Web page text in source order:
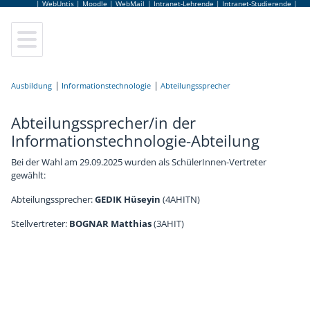
| WebUntis | Moodle | WebMail | Intranet-Lehrende | Intranet-Studierende |
Ausbildung Informationstechnologie Abteilungssprecher
Abteilungssprecher/in der
Informationstechnologie-Abteilung
Bei der Wahl am 29.09.2025 wurden als SchülerInnen-Vertreter
gewählt:
Abteilungssprecher:GEDIK Hüseyin (4AHITN)
Stellvertreter: BOGNAR Matthias(3AHIT)
Elektronik und Technische Informatik
Informationstechnologie
Informatik
Fachpraxis
Elternverein
Schulgemeinschaftsausschuss
Leitbild
Hausordnung
Tage der offenen Tür
Frauen Technik Zukunft
Lehrerinnen und Lehrer
Bildungsberatung
Jugendcoaching
Schulärztin
Schulbesuchsbestätigung
Terminkalender
Jobbörse
Schulmerchandise